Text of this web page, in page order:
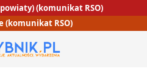
powiaty) (komunikat RSO)
(komunikat RSO)